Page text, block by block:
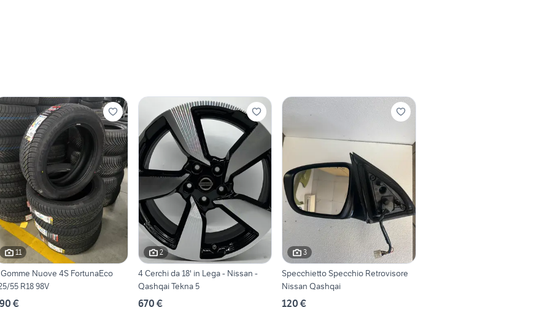
11
Nuove 4S FortunaEco
55 R18 98V
€
2
4 Cerchi da 18' in Lega - Nissan -
Qashqai Tekna 5
670 €
3
Specchietto Specchio Retrovisore
Nissan Qashqai
120 €